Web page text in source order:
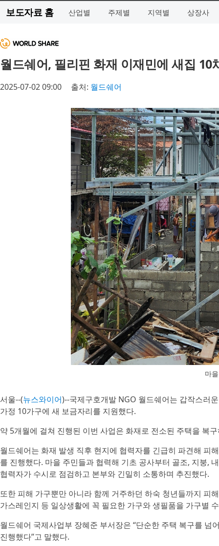
보도자료 홈 산업별 주제별 지역별 상장사
월드쉐어, 필리핀 화재 이재민에 새집 10
2025-07-02 09:00 출처: 월드쉐어
마
서울--(뉴스와이어)--국제구호개발 NGO 월드쉐어는 갑작스러
가정 10가구에 새 보금자리를 지원했다.
약 5개월에 걸쳐 진행된 이번 사업은 화재로 전소된 주택을 복
월드쉐어는 화재 발생 직후 현지에 협력자를 긴급히 파견해 피
를 진행했다. 마을 주민들과 협력해 기초 공사부터 골조, 지붕,
협력자가 수시로 점검하고 본부와 긴밀히 소통하며 추진했다.
또한 피해 가구뿐만 아니라 함께 거주하던 하숙 청년들까지 피
가스레인지 등 일상생활에 꼭 필요한 가구와 생필품을 가구별
월드쉐어 국제사업부 장혜준 부서장은 “단순한 주택 복구를
진행했다”고 말했다.